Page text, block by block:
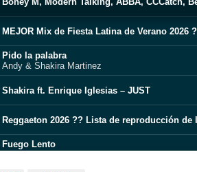
Pido la palabra
Andy & Shakira Martinez
Shakira ft. Enrique Iglesias – JUST
Fuego Lento